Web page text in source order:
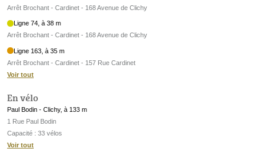
Arrêt Brochant - Cardinet - 168 Avenue de Clichy
Ligne 74, à 38 m
Arrêt Brochant - Cardinet - 168 Avenue de Clichy
Ligne 163, à 35 m
Arrêt Brochant - Cardinet - 157 Rue Cardinet
Voir tout
En vélo
Paul Bodin - Clichy, à 133 m
1 Rue Paul Bodin
Capacité : 33 vélos
Voir tout